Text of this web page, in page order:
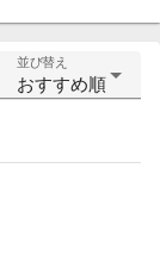
並び替え
おすすめ順